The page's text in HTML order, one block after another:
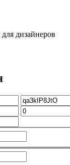
дизайнеров